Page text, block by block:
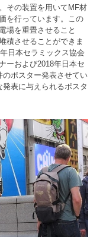
その装置を用いてMF材
を行っています。この
場を重畳させること
積させることができま
日本セラミックス協会
ーおよび2018年日本セ
ポスター発表させてい
表に与えられるポスタ